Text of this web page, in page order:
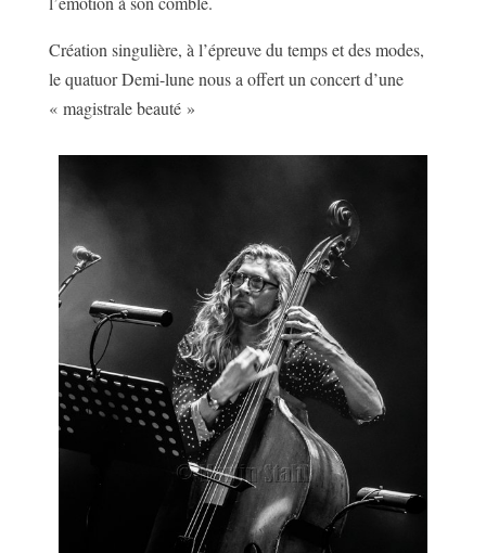
Création singulière, à l’épreuve du temps et des modes,
le quatuor Demi-lune nous a offert un concert d’une
« magistrale beauté »